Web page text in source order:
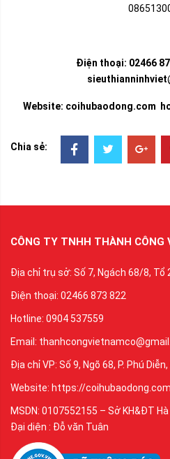
Điện thoại: 02466
Website: coihubaodong.com
Chia sẻ:
CÔNG TY TNHH THÀNH CÔNG
Địa chỉ trụ sở: Số 7, Ngách 68/8, Tổ
Điện thoại: 02466 873 822
Hotline: 0904 537559
Email:
Địa chỉ VP: Số 9, Ngõ 68, P. Phú
Website: https://coihubaodong.com
MSDN: 0107552155 – Sở KH&ĐT
Đại diện : Đỗ văn Tuân